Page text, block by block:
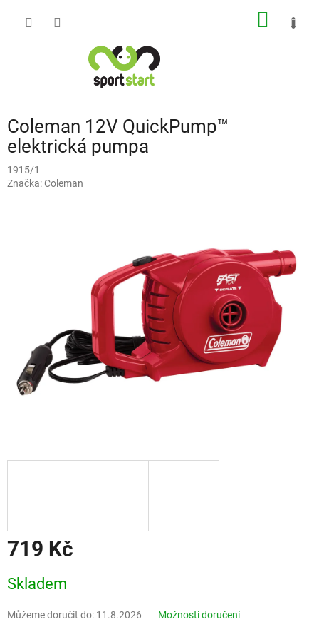
Coleman 12V QuickPump™
elektrická pumpa
1915/1
Značka:Coleman
719 Kč
cena:
Skladem
Můžeme doručit do: 11.8.2026 Možnosti doručení